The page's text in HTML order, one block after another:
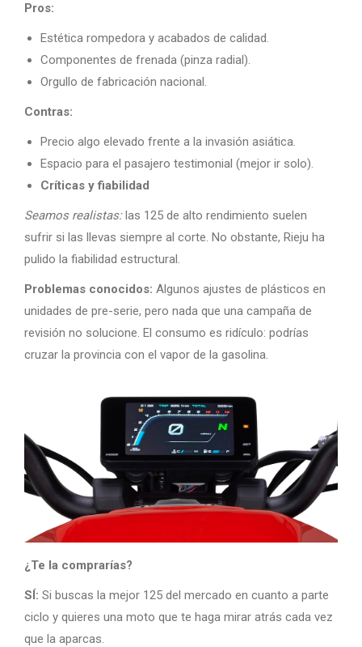
Pros:
Estética rompedora y acabados de calidad.
Componentes de frenada (pinza radial).
Orgullo de fabricación nacional.
Contras:
Precio algo elevado frente a la invasión asiática.
Espacio para el pasajero testimonial (mejor ir solo).
Críticas y fiabilidad
Seamos realistas:las 125 de alto rendimiento suelen
sufrir si las llevas siempre al corte. No obstante, Rieju ha
pulido la fiabilidad estructural.
Problemas conocidos: Algunos ajustes de plásticos en
unidades de pre-serie, pero nada que una campaña de
revisión no solucione. El consumo es ridículo: podrías
cruzar la provincia con el vapor de la gasolina.
¿Te la comprarías?
SÍ: Si buscas la mejor 125 del mercado en cuanto a parte
ciclo y quieres una moto que te haga mirar atrás cada vez
que la aparcas.